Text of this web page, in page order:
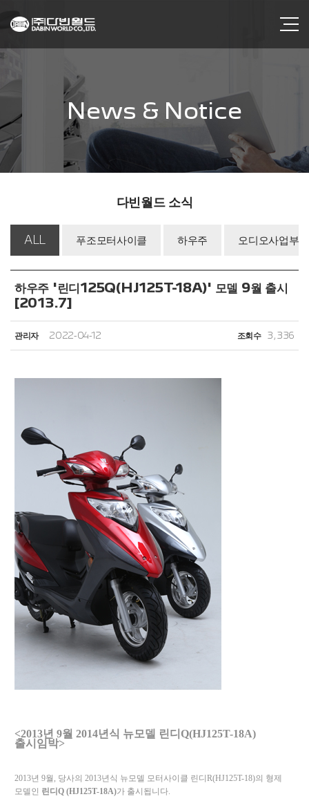
News & Notice
다빈월드 소식
ALL 푸조모터사이클 하우주 오디오사업부
하우주 '린디125Q(HJ125T-18A)' 모델 9월 출시
[2013.7]
관리자 2022-04-12 조회수 3,336
<2013년 9월 2014년식 뉴모델 린디Q(HJ125T-18A)
출시임박>
2013년 9월 , 당사의 2013년식 뉴모델 모터사이클 린디 R(HJ125T-18)의 형제
모델인 린디 Q (HJ125T-18A)가 출시됩니다.